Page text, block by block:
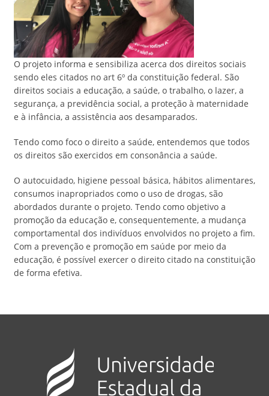
O projeto informa e sensibiliza acerca dos direitos sociais
sendo eles citados no art 6º da constituição federal. São
direitos sociais a educação, a saúde, o trabalho, o lazer, a
segurança, a previdência social, a proteção à maternidade
e à infância, a assistência aos desamparados.
Tendo como foco o direito a saúde, entendemos que todos
os direitos são exercidos em consonância a saúde.
O autocuidado, higiene pessoal básica, hábitos alimentares,
consumos inapropriados como o uso de drogas, são
abordados durante o projeto. Tendo como objetivo a
promoção da educação e, consequentemente, a mudança
comportamental dos indivíduos envolvidos no projeto a fim.
Com a prevenção e promoção em saúde por meio da
educação, é possível exercer o direito citado na constituição
de forma efetiva.